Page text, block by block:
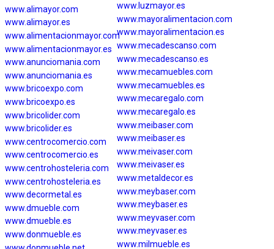
www.alimayor.com
www.alimayor.es
www.alimentacionmayor.com
www.alimentacionmayor.es
www.anunciomania.com
www.anunciomania.es
www.bricoexpo.com
www.bricoexpo.es
www.bricolider.com
www.bricolider.es
www.centrocomercio.com
www.centrocomercio.es
www.centrohosteleria.com
www.centrohosteleria.es
www.decormetal.es
www.dmueble.com
www.dmueble.es
www.donmueble.es
www.luzmayor.es
www.mayoralimentacion.com
www.mayoralimentacion.es
www.mecadescanso.com
www.mecadescanso.es
www.mecamuebles.com
www.mecamuebles.es
www.mecaregalo.com
www.mecaregalo.es
www.meibaser.com
www.meibaser.es
www.meivaser.com
www.meivaser.es
www.metaldecor.es
www.meybaser.com
www.meybaser.es
www.meyvaser.com
www.meyvaser.es
www.milmueble.es